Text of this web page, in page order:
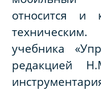
относится
учебника
редакцией